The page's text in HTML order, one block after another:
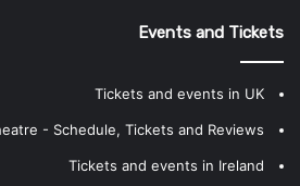
Events and Tickets
Tickets and events in UK
- Schedule, Tickets and Reviews
Tickets and events in Ireland